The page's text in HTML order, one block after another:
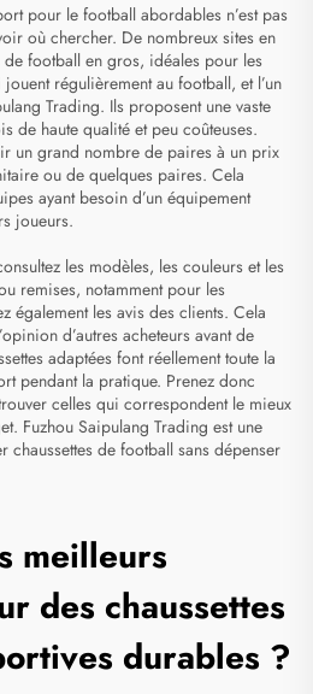
pour le football abordables n’est pas
où chercher. De nombreux sites en
de football en gros, idéales pour les
régulièrement au football, et l’un
Trading. Ils proposent une vaste
de haute qualité et peu coûteuses.
un grand nombre de paires à un prix
ou de quelques paires. Cela
ayant besoin d’un équipement
joueurs.
les modèles, les couleurs et les
remises, notamment pour les
également les avis des clients. Cela
d’autres acheteurs avant de
adaptées font réellement toute la
pendant la pratique. Prenez donc
celles qui correspondent le mieux
Fuzhou Saipulang Trading est une
chaussettes de football sans dépenser
meilleurs
des chaussettes
durables ?